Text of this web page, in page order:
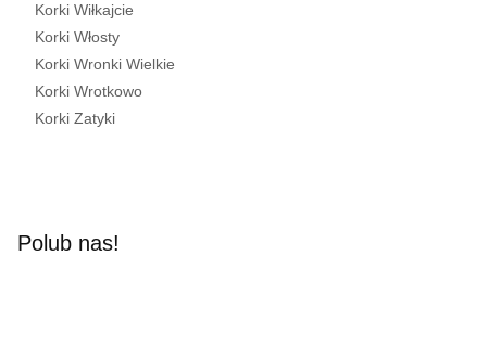
Korki Wiłkajcie
Korki Włosty
Korki Wronki Wielkie
Korki Wrotkowo
Korki Zatyki
Polub nas!